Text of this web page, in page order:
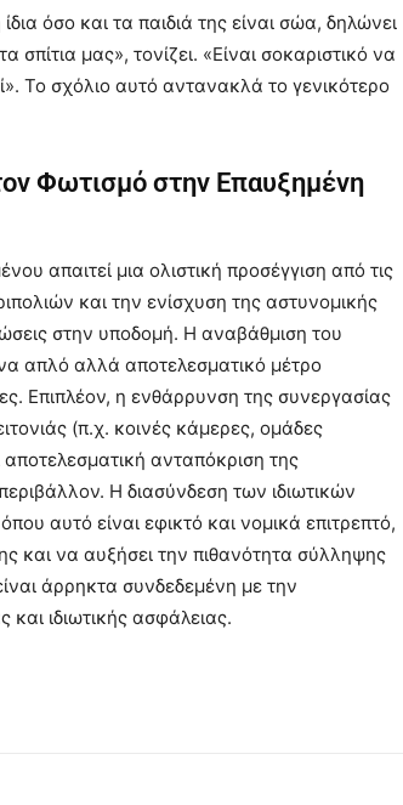
όσο και τα παιδιά της είναι σώα, δηλώνει
μας», τονίζει. «Είναι σοκαριστικό να
Το σχόλιο αυτό αντανακλά το γενικότερο
Φωτισμό στην Επαυξημένη
απαιτεί μια ολιστική προσέγγιση από τις
και την ενίσχυση της αστυνομικής
στην υποδομή. Η αναβάθμιση του
απλό αλλά αποτελεσματικό μέτρο
Επιπλέον, η ενθάρρυνση της συνεργασίας
(π.χ. κοινές κάμερες, ομάδες
ανταπόκριση της
Η διασύνδεση των ιδιωτικών
αυτό είναι εφικτό και νομικά επιτρεπτό,
και να αυξήσει την πιθανότητα σύλληψης
άρρηκτα συνδεδεμένη με την
ιδιωτικής ασφάλειας.